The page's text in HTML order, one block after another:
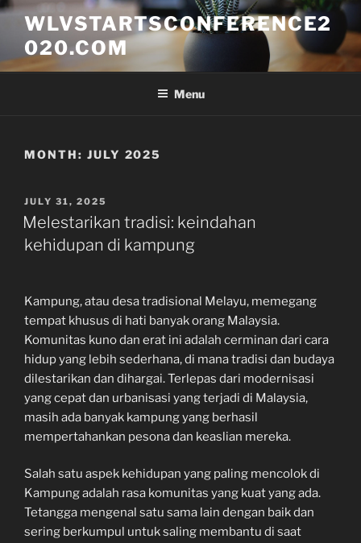
Skip
content
WLVSTARTSCONFERENCE2
020.COM
Menu
MONTH: JULY 2025
POSTED
ON
JULY 31, 2025
Melestarikan tradisi: keindahan
kehidupan di kampung
Kampung, atau desa tradisional Melayu, memegang
tempat khusus di hati banyak orang Malaysia.
Komunitas kuno dan erat ini adalah cerminan dari cara
hidup yang lebih sederhana, di mana tradisi dan budaya
dilestarikan dan dihargai. Terlepas dari modernisasi
yang cepat dan urbanisasi yang terjadi di Malaysia,
masih ada banyak kampung yang berhasil
mempertahankan pesona dan keaslian mereka.
Salah satu aspek kehidupan yang paling mencolok di
Kampung adalah rasa komunitas yang kuat yang ada.
Tetangga mengenal satu sama lain dengan baik dan
sering berkumpul untuk saling membantu di saat